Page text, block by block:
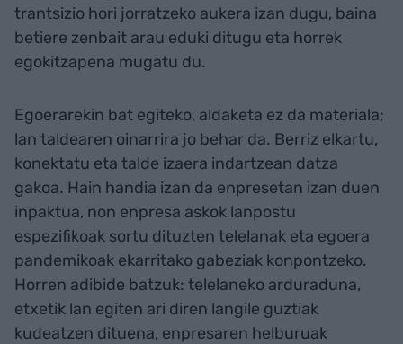
trantsizio hori jorratzeko aukera izan dugu, baina
betiere zenbait arau eduki ditugu eta horrek
egokitzapena mugatu du.
Egoerarekin bat egiteko, aldaketa ez da materiala;
lan taldearen oinarrira jo behar da. Berriz elkartu,
konektatu eta talde izaera indartzean datza
gakoa. Hain handia izan da enpresetan izan duen
inpaktua, non enpresa askok lanpostu
espezifikoak sortu dituzten telelanak eta egoera
pandemikoak ekarritako gabeziak konpontzeko.
Horren adibide batzuk: telelaneko arduraduna,
etxetik lan egiten ari diren langile guztiak
kudeatzen dituena, enpresaren helburuak